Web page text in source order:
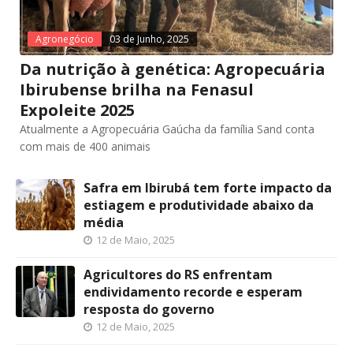
Agronegócio 03 de Junho, 2025
Da nutrição à genética: Agropecuária
Ibirubense brilha na Fenasul
Expoleite 2025
Atualmente a Agropecuária Gaúcha da família Sand conta
com mais de 400 animais
Safra em Ibirubá tem forte impacto da
estiagem e produtividade abaixo da
média
12 de Maio, 2025
Agricultores do RS enfrentam
endividamento recorde e esperam
resposta do governo
12 de Maio, 2025